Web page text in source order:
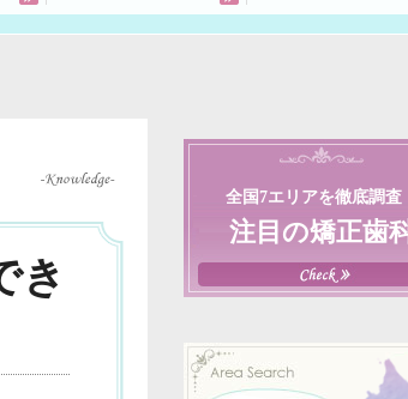
き
全国7エリアを徹底調査
注目の矯正歯